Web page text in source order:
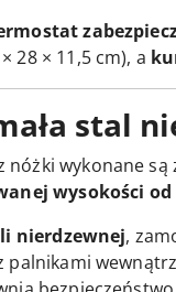
28 × 11,5 cm), a
stal
nóżki wykonane są
wysokości od
nierdzewnej,
palnikami